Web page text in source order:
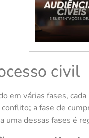
civil
em várias fases,
a fase de
uma dessas fases é